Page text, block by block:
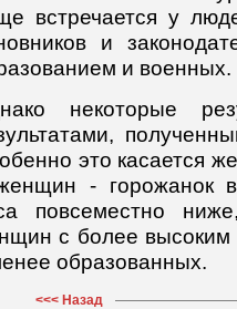
встречается у
и
и военных.
некоторые
это касается
- горожанок
повсеместно
с более
образованных.
<<< Назад